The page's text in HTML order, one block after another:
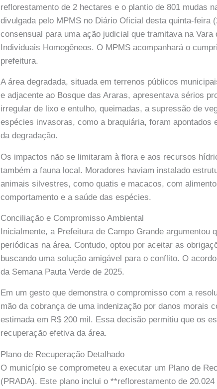
reflorestamento de 2 hectares e o plantio de 801 mudas
divulgada pelo MPMS no Diário Oficial desta quinta-feira
consensual para uma ação judicial que tramitava na
Individuais Homogêneos. O MPMS acompanhará o
prefeitura.
A área degradada, situada em terrenos públicos
e adjacente ao Bosque das Araras, apresentava sérios
irregular de lixo e entulho, queimadas, a supressão de
espécies invasoras, como a braquiária, foram apontados
da degradação.
Os impactos não se limitaram à flora e aos recursos
também a fauna local. Moradores haviam instalado
animais silvestres, como quatis e macacos, com
comportamento e a saúde das espécies.
Conciliação e Compromisso Ambiental
Inicialmente, a Prefeitura de Campo Grande argumentou
periódicas na área. Contudo, optou por aceitar as
buscando uma solução amigável para o conflito. O
da Semana Pauta Verde de 2025.
Em um gesto que demonstra o compromisso com a
mão da cobrança de uma indenização por danos morais
estimada em R$ 200 mil. Essa decisão permitiu que os
recuperação efetiva da área.
Plano de Recuperação Detalhado
O município se comprometeu a executar um Plano de
(PRADA). Este plano inclui o **reflorestamento de